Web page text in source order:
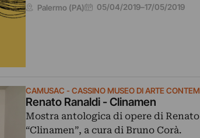
Palermo (PA) 05/04/2019–17/05/2019
CAMUSAC - CASSINO MUSEO DI ARTE
Renato Ranaldi - Clinamen
Mostra antologica di opere di
“Clinamen”, a cura di Bruno Corà.